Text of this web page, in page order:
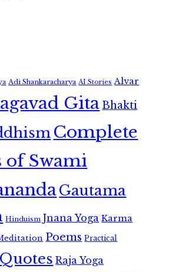
Adi Shankaracharya AI Stories Alvar
GitaBhakti
Complete
of Swami
Gautama
Hinduism Jnana Yoga Karma
Poems Practical
Quotes Raja Yoga